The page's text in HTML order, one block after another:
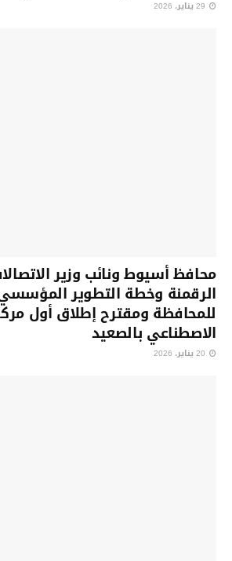
محافظ أسيوط ونائب وزير
الرقمنة وخطة التطوير
للمحافظة ومقترح إطلاق أول
الاصطناعي بالصعيد